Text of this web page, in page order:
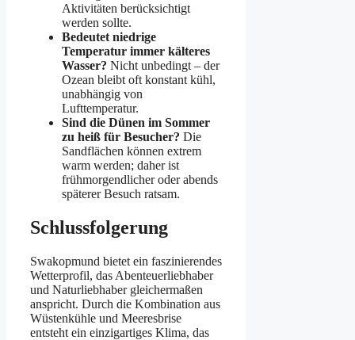
Aktivitäten berücksichtigt
werden sollte.
Bedeutet niedrige
Temperatur immer kälteres
Wasser? Nicht unbedingt – der
Ozean bleibt oft konstant kühl,
unabhängig von
Lufttemperatur.
Sind die Dünen im Sommer
zu heiß für Besucher? Die
Sandflächen können extrem
warm werden; daher ist
frühmorgendlicher oder abends
späterer Besuch ratsam.
Schlussfolgerung
Swakopmund bietet ein faszinierendes
Wetterprofil, das Abenteuerliebhaber
und Naturliebhaber gleichermaßen
anspricht. Durch die Kombination aus
Wüstenkühle und Meeresbrise
entsteht ein einzigartiges Klima, das